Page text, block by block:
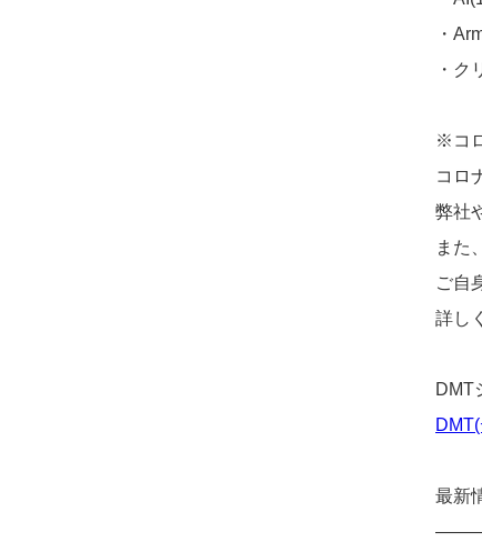
・
・ク
※コ
コロ
弊社
また
ご自
詳し
DMT
最新